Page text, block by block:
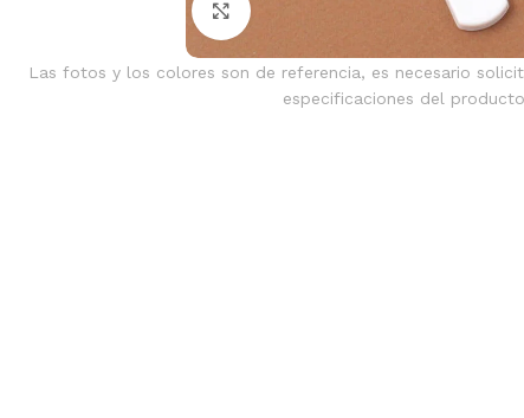
Las fotos y los colores son de referencia, es necesario
especificaciones del